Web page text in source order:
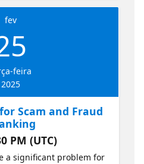
fev
feira
2025
Scam and Fraud
PM (UTC)
a significant problem for